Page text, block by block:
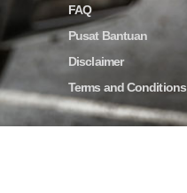
FAQ
Pusat Bantuan
Disclaimer
Terms and Conditions